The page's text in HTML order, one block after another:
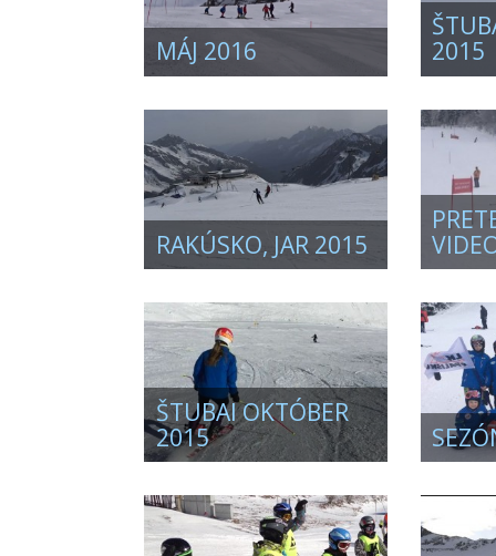
MÁJ 2016
2015
RAKÚSKO, JAR 2015
ŠTUBAI OKTÓBER
2015